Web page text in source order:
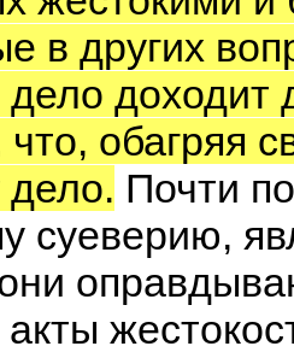
в других
доходит
обагряя
дело. Почти
суеверию,
акты